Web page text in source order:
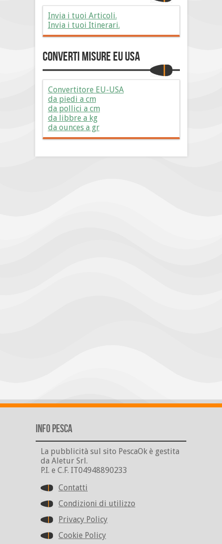
Invia i tuoi Articoli.
Invia i tuoi Itinerari.
Converti Misure EU USA
Convertitore EU-USA
da piedi a cm
da pollici a cm
da libbre a kg
da ounces a gr
Info Pesca
La pubblicità sul sito PescaOk è gestita
da Aletur Srl.
P.I. e C.F. IT04948890233
Contatti
Condizioni di utilizzo
Privacy Policy
Cookie Policy